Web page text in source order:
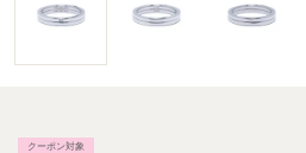
クーポン対象